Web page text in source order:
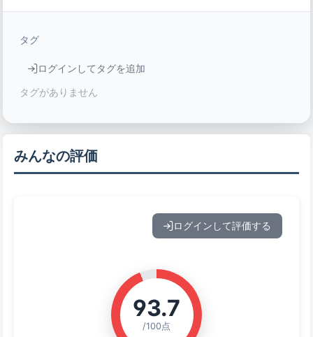
タグ
ログインしてタグを追加
タグがありません
みんなの評価
ログインして評価する
93.7
/100点